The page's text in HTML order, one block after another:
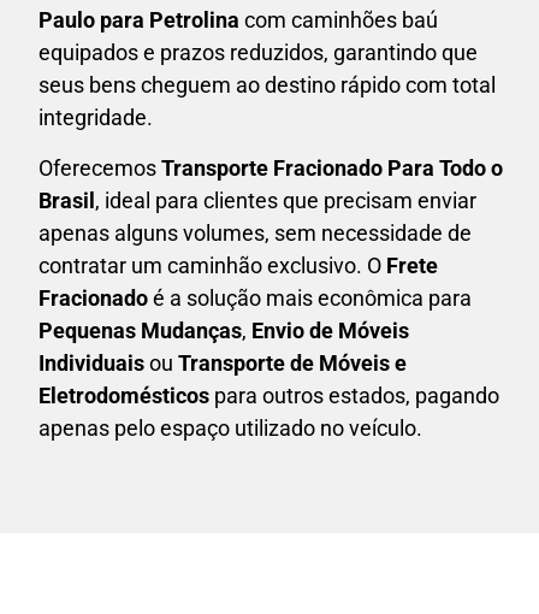
Paulo para Petrolina com caminhões baú
equipados e prazos reduzidos, garantindo que
seus bens cheguem ao destino rápido com total
integridade.
OferecemosTransporte Fracionado Para Todo o
Brasil, ideal para clientes que precisam enviar
apenas alguns volumes, sem necessidade de
contratar um caminhão exclusivo. O Frete
Fracionadoé a solução mais econômica para
Pequenas Mudanças, Envio de Móveis
Individuaisou Transporte de Móveis e
Eletrodomésticos para outros estados, pagando
apenas pelo espaço utilizado no veículo.